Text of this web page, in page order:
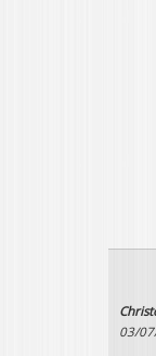
03/